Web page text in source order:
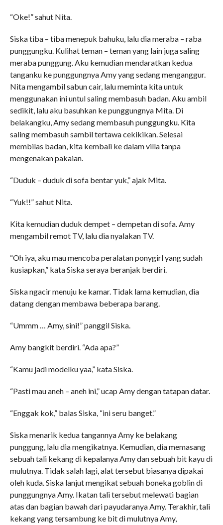
“Oke!” sahut Nita.
Siska tiba – tiba menepuk bahuku, lalu dia meraba – raba
punggungku. Kulihat teman – teman yang lain juga saling
meraba punggung. Aku kemudian mendaratkan kedua
tanganku ke punggungnya Amy yang sedang menganggur.
Nita mengambil sabun cair, lalu meminta kita untuk
menggunakan ini untul saling membasuh badan. Aku ambil
sedikit, lalu aku basuhkan ke punggungnya Mita. Di
belakangku, Amy sedang membasuh punggungku. Kita
saling membasuh sambil tertawa cekikikan. Selesai
membilas badan, kita kembali ke dalam villa tanpa
mengenakan pakaian.
“Duduk – duduk di sofa bentar yuk,” ajak Mita.
“Yuk!!” sahut Nita.
Kita kemudian duduk dempet – dempetan di sofa. Amy
mengambil remot TV, lalu dia nyalakan TV.
“Oh iya, aku mau mencoba peralatan ponygirl yang sudah
kusiapkan,” kata Siska seraya beranjak berdiri.
Siska ngacir menuju ke kamar. Tidak lama kemudian, dia
datang dengan membawa beberapa barang.
“Ummm … Amy, sini!” panggil Siska.
Amy bangkit berdiri. “Ada apa?”
“Kamu jadi modelku yaa,” kata Siska.
“Pasti mau aneh – aneh ini,” ucap Amy dengan tatapan datar.
“Enggak kok,” balas Siska, “ini seru banget.”
Siska menarik kedua tangannya Amy ke belakang
punggung, lalu dia mengikatnya. Kemudian, dia memasang
sebuah tali kekang di kepalanya Amy dan sebuah bit kayu di
mulutnya. Tidak salah lagi, alat tersebut biasanya dipakai
oleh kuda. Siska lanjut mengikat sebuah boneka goblin di
punggungnya Amy. Ikatan tali tersebut melewati bagian
atas dan bagian bawah dari payudaranya Amy. Terakhir, tali
kekang yang tersambung ke bit di mulutnya Amy,